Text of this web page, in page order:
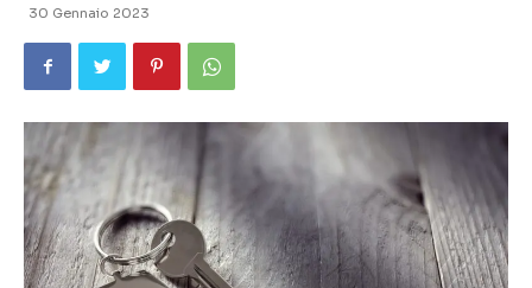
30 Gennaio 2023